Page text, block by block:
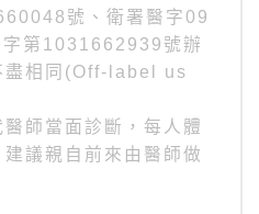
號、衛署醫字09
第1031662939號辦
盡相同(Off-label us
師當面診斷，每人體
議親自前來由醫師做